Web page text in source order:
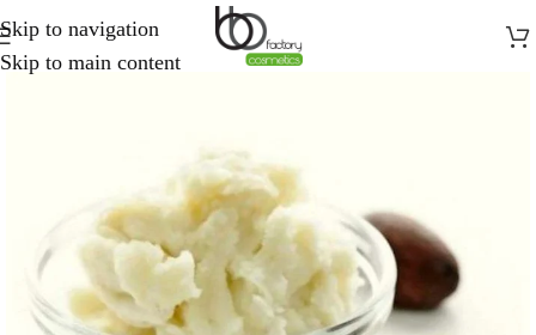
Skip to navigation
Skip to main content